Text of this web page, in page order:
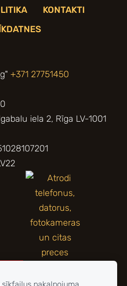
KONTAKTI
+371 27751450
iela 2, Rīga LV-1001